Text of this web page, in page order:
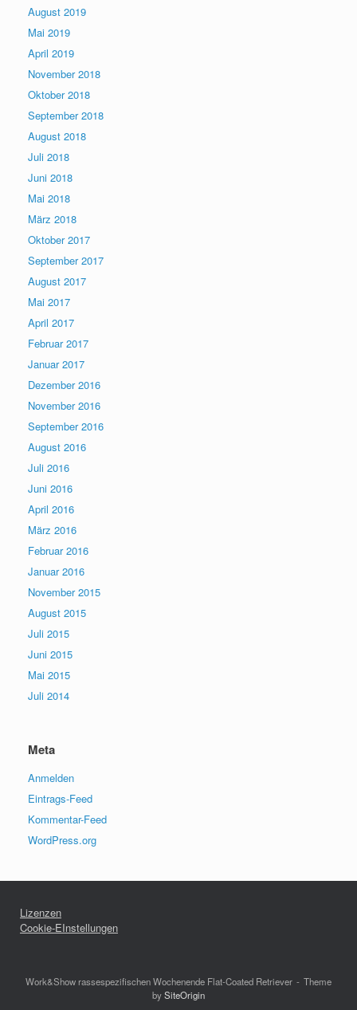
August 2019
Mai 2019
April 2019
November 2018
Oktober 2018
September 2018
August 2018
Juli 2018
Juni 2018
Mai 2018
März 2018
Oktober 2017
September 2017
August 2017
Mai 2017
April 2017
Februar 2017
Januar 2017
Dezember 2016
November 2016
September 2016
August 2016
Juli 2016
Juni 2016
April 2016
März 2016
Februar 2016
Januar 2016
November 2015
August 2015
Juli 2015
Juni 2015
Mai 2015
Juli 2014
Meta
Anmelden
Eintrags-Feed
Kommentar-Feed
WordPress.org
Lizenzen
Cookie-EInstellungen
Work&Show rassespezifischen Wochenende Flat-Coated Retriever
Theme
bySiteOrigin